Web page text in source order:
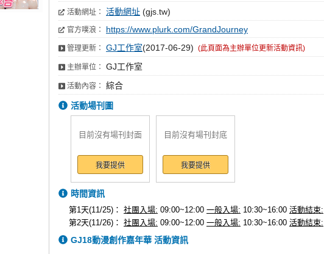
活動網址： 活動網址 (gjs.tw)
官方噗浪： https://www.plurk.com/GrandJourney
管理更新： GJ工作室(2017-06-29) (此頁面為主辦單位更新活動資訊)
主辦單位： GJ工作室
活動內容： 綜合
活動場刊圖
目前沒有場刊封面
我要提供
目前沒有場刊封底
我要提供
時間資訊
第1天(11/25)： 社團入場: 09:00~12:00 一般入場: 10:30~16:00 活動結束:
第2天(11/26)： 社團入場: 09:00~12:00 一般入場: 10:30~16:00 活動結束:
GJ18動漫創作嘉年華 活動資訊